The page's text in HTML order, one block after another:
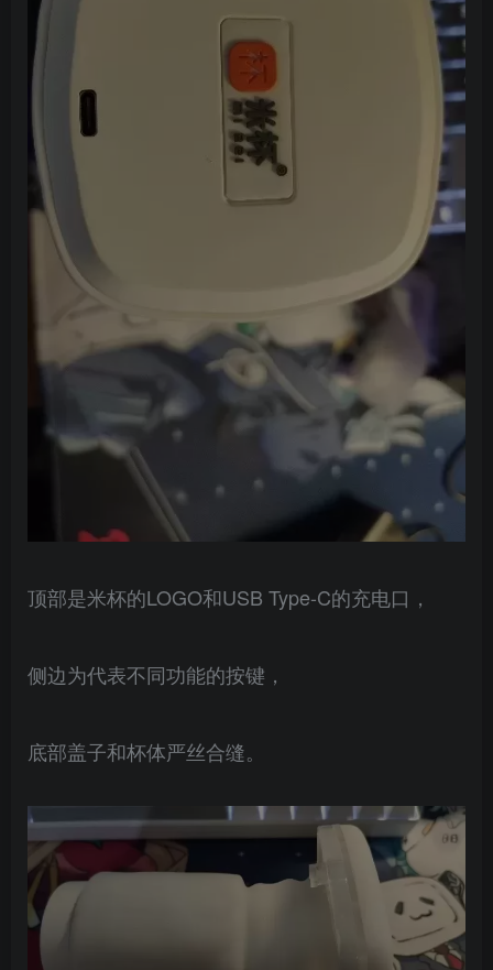
顶部是米杯的LOGO和USB Type-C的充电口，
侧边为代表不同功能的按键，
底部盖子和杯体严丝合缝。